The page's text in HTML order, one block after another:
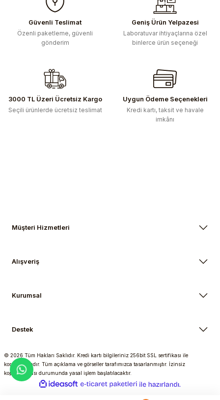
kullanarak tarafımıza iletebilirsiniz.
Görüş ve önerileriniz için teşekkür ederiz.
Ürün resmi kalitesiz, bozuk veya görüntülenemiyor.
Ürün fiyatı diğer sitelerden daha pahalı.
Bu ürüne benzer farklı alternatifler olmalı.
Güvenli Teslimat
Özenli paketleme, güvenli
gönderim
Geniş Ürün Yelpazesi
Laboratuvar ihtiyaçlarına özel
binlerce ürün seçeneği
3000 TL Üzeri Ücretsiz Kargo
Seçili ürünlerde ücretsiz teslimat
Uygun Ödeme Seçenekleri
Kredi kartı, taksit ve havale
imkânı
Müşteri Hizmetleri
Alışveriş
Kurumsal
Destek
© 2026 Tüm Hakları Saklıdır. Kredi kartı bilgileriniz 256bit SSL sertifikası ile
korunmaktadır. Tüm açıklama ve görseller tarafımızca tasarlanmıştır. İzinsiz
kopyalanması durumunda yasal işlem başlatılacaktır.
ideasoft
e-